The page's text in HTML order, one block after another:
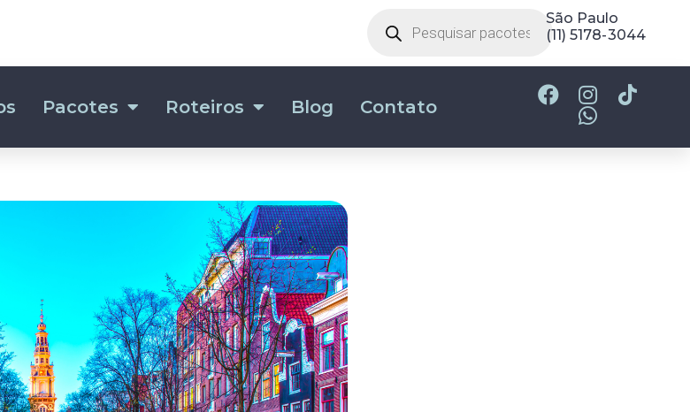
Belo Horizonte
(31) 2180-2700
Pacotes Roteiros Blog Contato